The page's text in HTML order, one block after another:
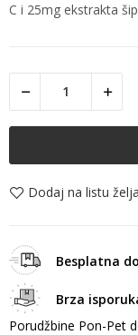
C i 25mg ekstrakta
Dodaj na listu želja
Besplatna
Brza
Porudžbine Pon-Pet